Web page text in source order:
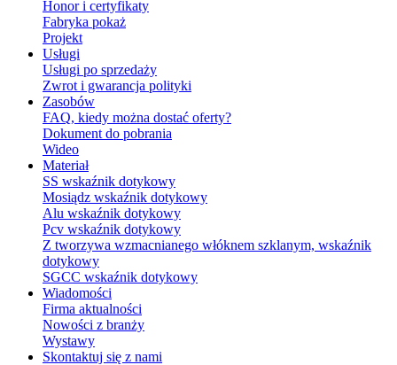
Honor i certyfikaty
Fabryka pokaż
Projekt
Usługi
Usługi po sprzedaży
Zwrot i gwarancja polityki
Zasobów
FAQ, kiedy można dostać oferty?
Dokument do pobrania
Wideo
Materiał
SS wskaźnik dotykowy
Mosiądz wskaźnik dotykowy
Alu wskaźnik dotykowy
Pcv wskaźnik dotykowy
Z tworzywa wzmacnianego włóknem szklanym, wskaźnik
dotykowy
SGCC wskaźnik dotykowy
Wiadomości
Firma aktualności
Nowości z branży
Wystawy
Skontaktuj się z nami